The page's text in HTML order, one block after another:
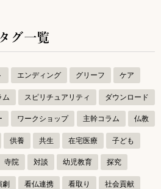
タグ一覧
エンディング グリーフ ケア
ム スピリチュアリティ ダウンロード
ワークショップ 主幹コラム 仏教
供養 共生 在宅医療 子ども
寺院 対談 幼児教育 探究
劇 看仏連携 看取り 社会貢献